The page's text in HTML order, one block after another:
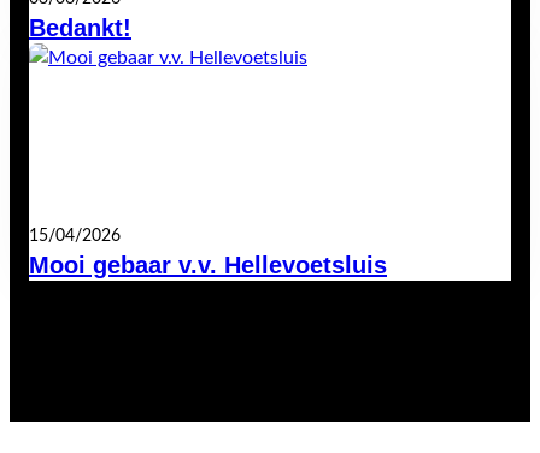
Bedankt!
15/04/2026
Mooi gebaar v.v. Hellevoetsluis